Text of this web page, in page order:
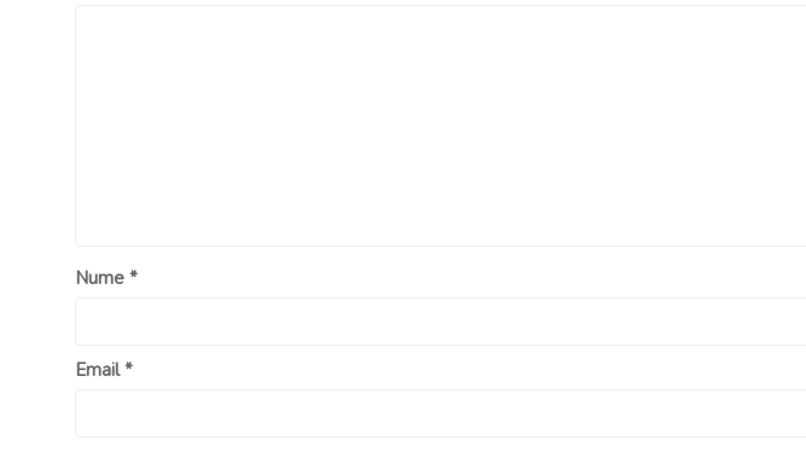
Nume *
Email*